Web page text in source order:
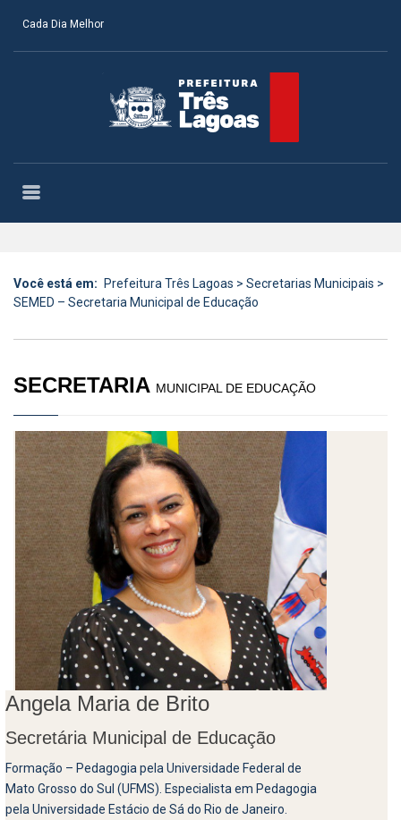
Cada Dia Melhor
Você está em: Prefeitura Três Lagoas > Secretarias Municipais >
SEMED – Secretaria Municipal de Educação
SECRETARIA MUNICIPAL DE EDUCAÇÃO
Angela Maria de Brito
Secretária Municipal de Educação
Formação – Pedagogia pela Universidade Federal de
Mato Grosso do Sul (UFMS). Especialista em Pedagogia
pela Universidade Estácio de Sá do Rio de Janeiro.